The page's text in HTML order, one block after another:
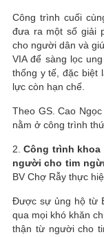
Công trình cuối
đưa ra một số giải
cho người dân và
VIA để sàng lọc
thống y tế, đặc biệt
lực còn hạn chế.
Theo GS. Cao
nằm ở công trình
2.Công trình
người cho tim
BV Chợ Rẫy thực
Được sự ủng hộ từ
qua mọi khó khăn
thận từ người cho